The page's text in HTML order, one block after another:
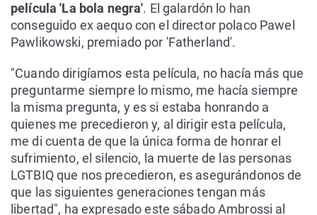
película 'La bola negra'. El galardón lo han
conseguido ex aequo con el director polaco Pawel
Pawlikowski, premiado por 'Fatherland'.
"Cuando dirigíamos esta película, no hacía más que
preguntarme siempre lo mismo, me hacía siempre
la misma pregunta, y es si estaba honrando a
quienes me precedieron y, al dirigir esta película,
me di cuenta de que la única forma de honrar el
sufrimiento, el silencio, la muerte de las personas
LGTBIQ que nos precedieron, es asegurándonos de
que las siguientes generaciones tengan más
libertad", ha expresado este sábado Ambrossi al